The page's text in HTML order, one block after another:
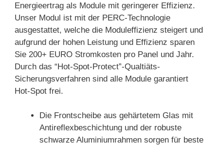
Energieertrag als Module mit geringerer Effizienz.
Unser Modul ist mit der PERC-Technologie
ausgestattet, welche die Moduleffizienz steigert und
aufgrund der hohen Leistung und Effizienz sparen
Sie 200+ EURO Stromkosten pro Panel und Jahr.
Durch das “Hot-Spot-Protect”-Qualtiäts-
Sicherungsverfahren sind alle Module garantiert
Hot-Spot frei.
Die Frontscheibe aus gehärtetem Glas mit
Antireflexbeschichtung und der robuste
schwarze Aluminiumrahmen sorgen für beste